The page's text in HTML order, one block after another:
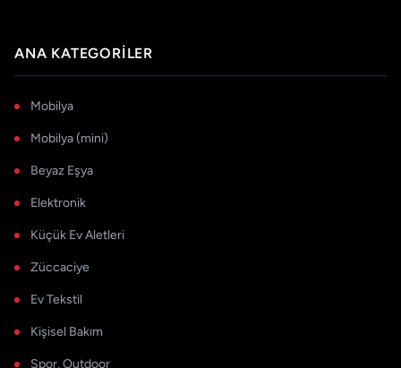
ANA KATEGORILER
Mobilya
Mobilya (mini)
Beyaz Eşya
Elektronik
Küçük Ev Aletleri
Züccaciye
Ev Tekstil
Kişisel Bakım
Spor, Outdoor